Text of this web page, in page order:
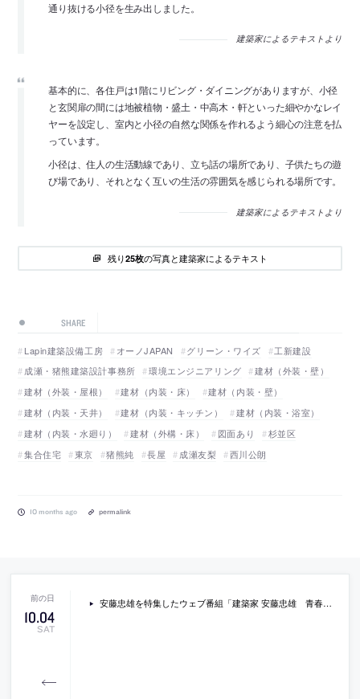
通り抜ける小径を生み出しました。
建築家によるテキストより
基本的に、各住戸は1階にリビング・ダイニングがありますが、小径
と玄関扉の間には地被植物・盛土・中高木・軒といった細やかなレイ
ヤーを設定し、室内と小径の自然な関係を作れるよう細心の注意を払
っています。
小径は、住人の生活動線であり、立ち話の場所であり、子供たちの遊
び場であり、それとなく互いの生活の雰囲気を感じられる場所です。
建築家によるテキストより
残り25枚の写真と建築家によるテキスト
SHARE
Lapin建築設備工房 オーノJAPAN グリーン・ワイズ
工新建設
成瀬・猪熊建築設計事務所
環境エンジニアリング
建材（外装・壁）
建材（外装・屋根）
建材（内装・床）
建材（内装・壁）
建材（内装・天井）
建材（内装・キッチン）
建材（内装・浴室）
建材（内装・水廻り）
建材（外構・床） 図面あり
杉並区
集合住宅
東京 猪熊純 長屋 成瀬友梨 西川公朗
10 months ago permalink
10.04
SAT
安藤忠雄を特集したウェブ番組「建築家 安藤忠雄 青春の軌跡、未来へ」の動画。2025年9月に公開されたもの